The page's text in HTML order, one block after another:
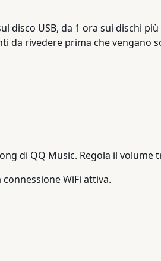
disco USB, da 1 ora sui dischi
da rivedere prima che vengano
di QQ Music. Regola il volume
WiFi attiva.